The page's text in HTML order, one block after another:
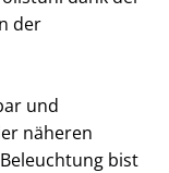
der
und
näheren
bist